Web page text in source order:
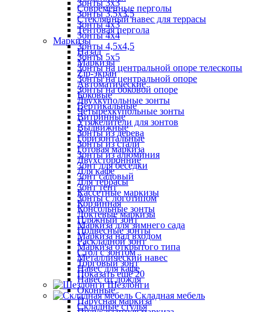
Зонты 3х3
Зонты 3,5х3,5
Зонты 4х3
Зонты 4х4
Зонты 4,5х4,5
Зонты 5х5
Зонты на центральной опоре телескопы
Зонты на центральной опоре
Зонты на боковой опоре
Двухкупольные зонты
Четырехкупольные зонты
Утяжелители для зонтов
Зонты из дерева
Зонты из стали
Зонты из алюминия
Зонт для беседки
Зонт садовый
Зонт тент
Зонты с логотипом
Консольные зонты
Пляжный зонт
Подвесные зонты
Раскладной зонт
Стол с зонтом
Торговый зонт
Показать ещё 20
Шезлонги
Складная мебель
Складные стулья
Современные перголы
Стеклянный навес для террасы
Тентовая пергола
Маркизы
Назад
Маркизы
Zip-экран
Автоматические
Боковые
Вертикальные
Витринные
Выдвижные
Горизонтальные
Готовая маркиза
Двухсторонние
Для кафе
Для террасы
Кассетные маркизы
Корзинная
Локтевые маркизы
Маркиза для зимнего сада
Маркиза над входом
Маркиза открытого типа
Металлический навес
Навес для кафе
Навес от дождя
Оконные
Парусная маркиза